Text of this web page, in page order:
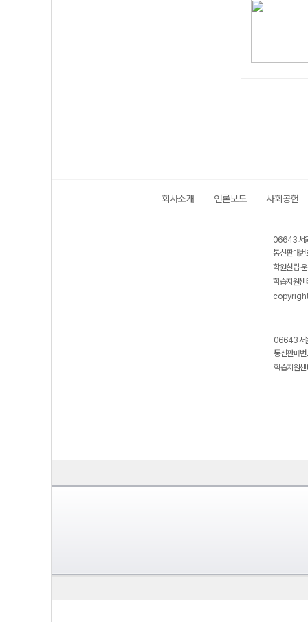
회사소개 언론보도 사회공헌
06643 서
통신판매
학원설립·
학습지원
06643 서
통신판매
학습지원